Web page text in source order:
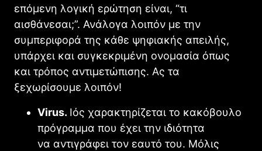
επόμενη λογική ερώτηση είναι, “τι
αισθάνεσαι;”. Ανάλογα λοιπόν με την
συμπεριφορά της κάθε ψηφιακής απειλής,
υπάρχει και συγκεκριμένη ονομασία όπως
και τρόπος αντιμετώπισης. Ας τα
ξεχωρίσουμε λοιπόν!
Virus. Ιός χαρακτηρίζεται το κακόβουλο
πρόγραμμα που έχει την ιδιότητα
να αντιγράφει τον εαυτό του. Μόλις